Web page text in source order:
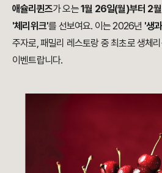
애슐리퀸즈가 오는1월 26일(월)부터 2월
'체리위크'를 선보여요. 이는 2026년 '생
주자로, 패밀리 레스토랑 중 최초로 생체
이벤트랍니다.